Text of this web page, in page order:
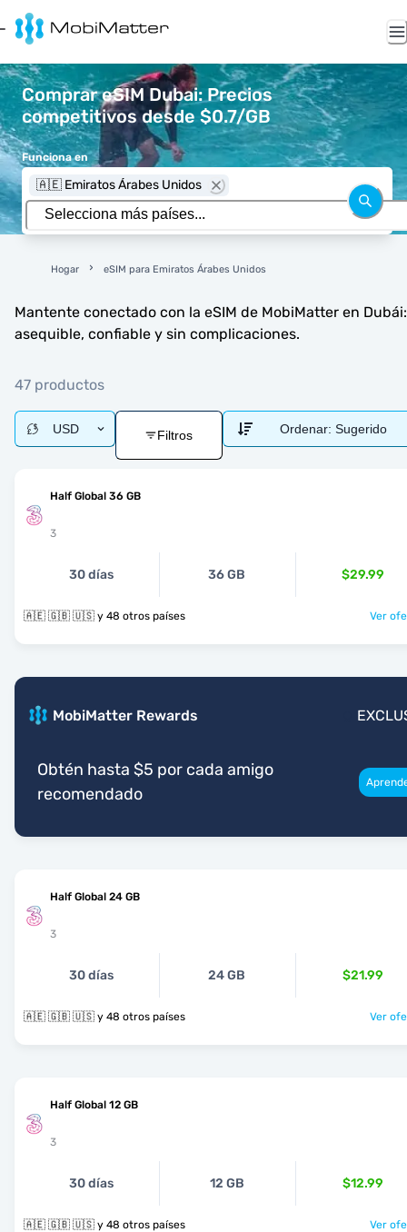
Comprar eSIM Dubai: Precios
competitivos desde $0.7/GB
Funciona en
🇦🇪 Emiratos Árabes Unidos
Hogar eSIM para Emiratos Árabes Unidos
Mantente conectado con la eSIM de MobiMatter en Dubái:
asequible, confiable y sin complicaciones.
47 productos
USD Filtros Ordenar: Sugerido
Half Global 36 GB
3
30 días 36 GB $29.99
🇦🇪 🇬🇧 🇺🇸 y 48 otros países Ver
MobiMatter Rewards
Obtén hasta $5 por cada amigo
recomendado
Half Global 24 GB
3
30 días 24 GB $21.99
🇦🇪 🇬🇧 🇺🇸 y 48 otros países Ver
Half Global 12 GB
3
30 días 12 GB $12.99
🇦🇪 🇬🇧 🇺🇸 y 48 otros países Ver